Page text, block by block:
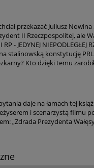
przekazać Juliusz
II Rzeczpospolitej, ale
- JEDYNEJ NIEPODLEGŁEJ
na stalinowską konstytucję
Kto dzięki temu
daje na łamach tej
i scenarzystą filmu
„Zdrada Prezydenta